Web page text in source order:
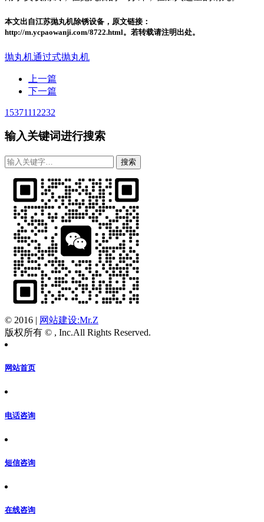
本文出自江苏抛丸机除锈设备，原文链接：
http://m.ycpaowanji.com/8722.html。若转载请注明出处。
抛丸机通过式抛丸机
上一篇
下一篇
15371112232
输入关键词进行搜索
© 2016 | 网站建设:Mr.Z
版权所有 © , Inc.All Rights Reserved.
网站首页
电话咨询
短信咨询
在线咨询